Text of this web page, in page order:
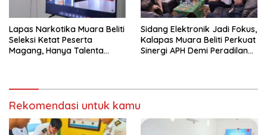
Lapas Narkotika Muara Beliti
Seleksi Ketat Peserta
Magang, Hanya Talenta
Sidang Elektronik Jadi Fokus,
Kalapas Muara Beliti Perkuat
Sinergi APH Demi Peradilan
Rekomendasi untuk kamu